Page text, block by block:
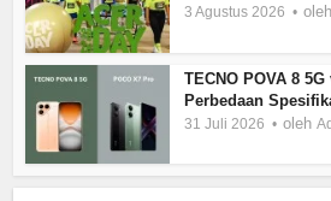
3 Agustus 2026 oleh
TECNO POVA 8
Perbedaan
31 Juli 2026 oleh